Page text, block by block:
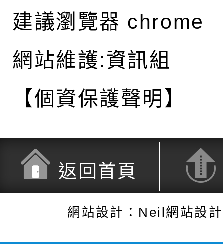
建議瀏覽器 chrome
網站維護:資訊組
【個資保護聲明】
返回首頁
網站設計：Neil網站設